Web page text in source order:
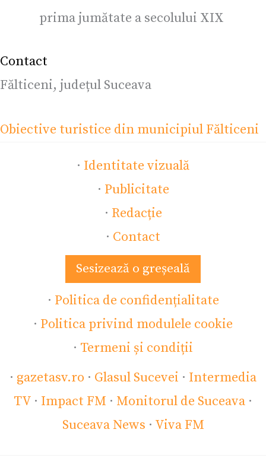
prima jumătate a secolului XIX
Contact
Fălticeni, județul Suceava
Obiective turistice din municipiul Fălticeni
· Identitate vizuală
· Publicitate
· Redacție
· Contact
Sesizează o greșeală
· Politica de confidențialitate
· Politica privind modulele cookie
· Termeni și condiții
· gazetasv.ro · Glasul Sucevei · Intermedia
TV · Impact FM · Monitorul de Suceava ·
Suceava News · Viva FM